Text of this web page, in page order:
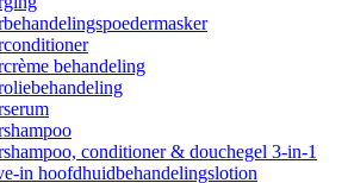
behandeling
conditioner & douchegel 3-in-1
in hoofdhuidbehandelingslotion